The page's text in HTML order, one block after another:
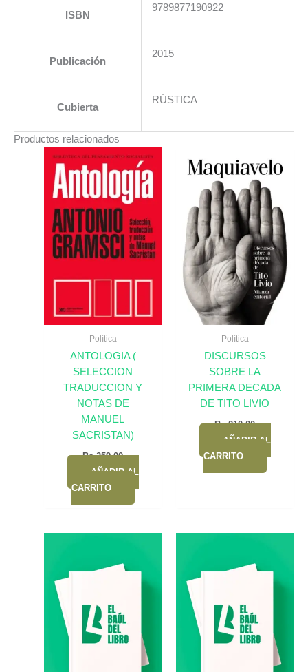
ISBN
9789877190922
Publicación
2015
Cubierta
RÚSTICA
Productos relacionados
Política
ANTOLOGIA (
SELECCION
TRADUCCION Y
NOTAS DE
MANUEL
SACRISTAN)
Bs.259,00
AÑADIR AL
CARRITO
Política
DISCURSOS
SOBRE LA
PRIMERA DECADA
DE TITO LIVIO
Bs.210,00
AÑADIR AL
CARRITO